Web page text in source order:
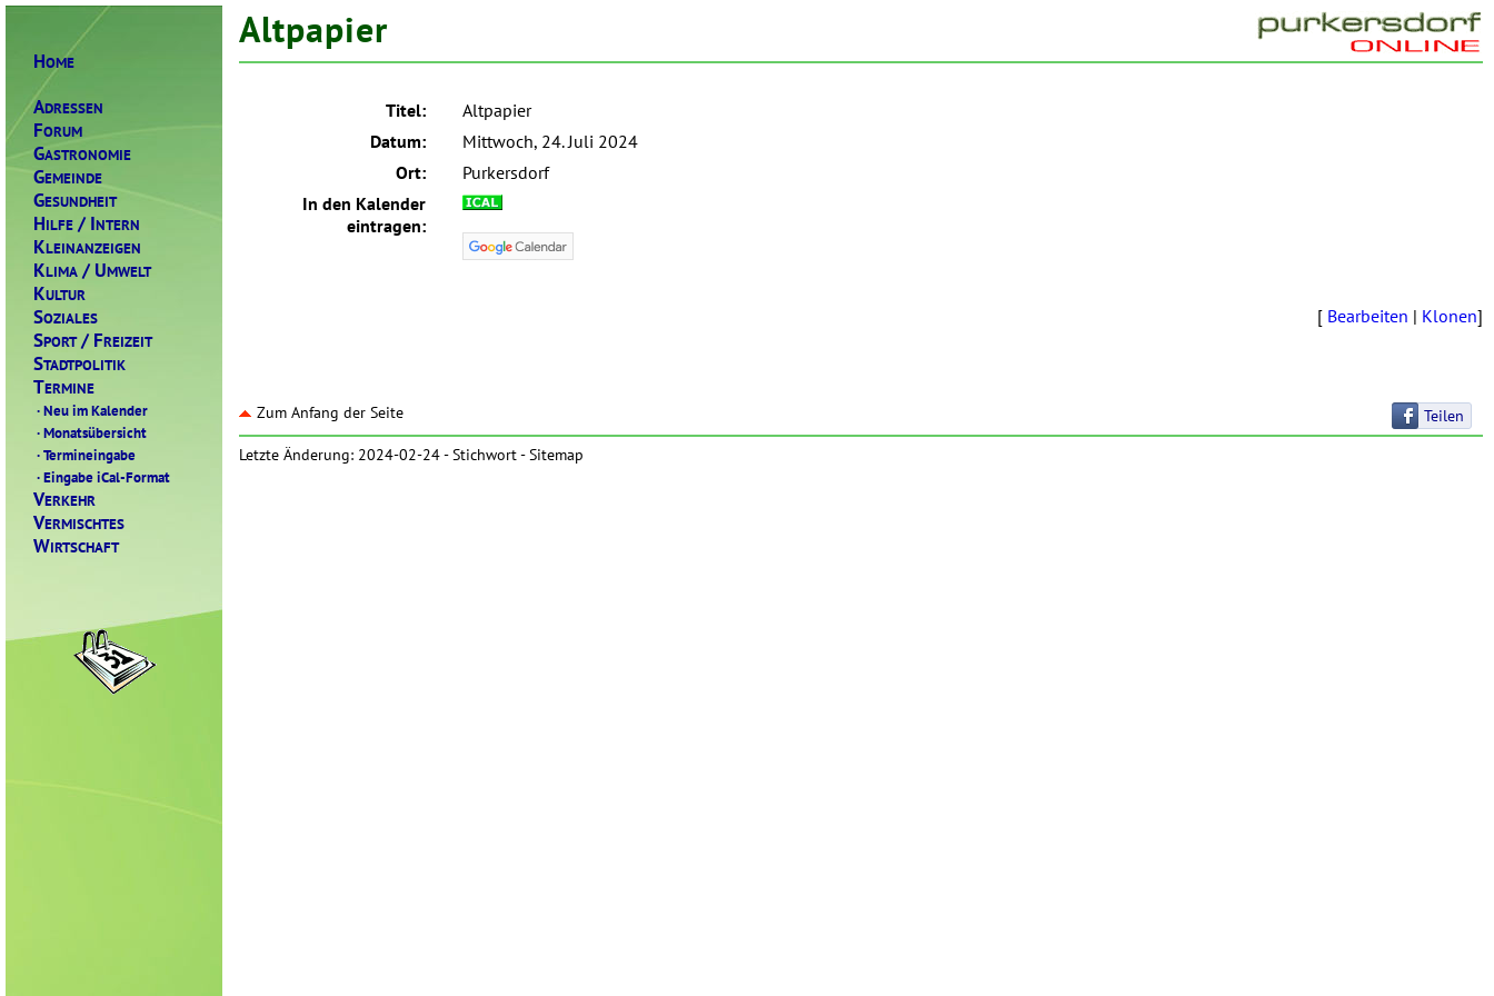
HOME
ADRESSEN
FORUM
GASTRONOMIE
GEMEINDE
GESUNDHEIT
HILFE / INTERN
KLEINANZEIGEN
KLIMA / UMWELT
KULTUR
SOZIALES
SPORT/ FREIZEIT
STADTPOLITIK
TERMINE
·Neu im Kalender
·Monatsübersicht
·Termineingabe
·Eingabe iCal-Format
VERKEHR
VERMISCHTES
WIRTSCHAFT
Altpapier
Titel:
Altpapier
Datum:
Mittwoch, 24. Juli 2024
Ort:
Purkersdorf
In den Kalender
eintragen:
[ Bearbeiten | Klonen]
Teilen
Zum Anfang der Seite
Letzte Änderung: 2024-02-24 -Stichwort-Sitemap